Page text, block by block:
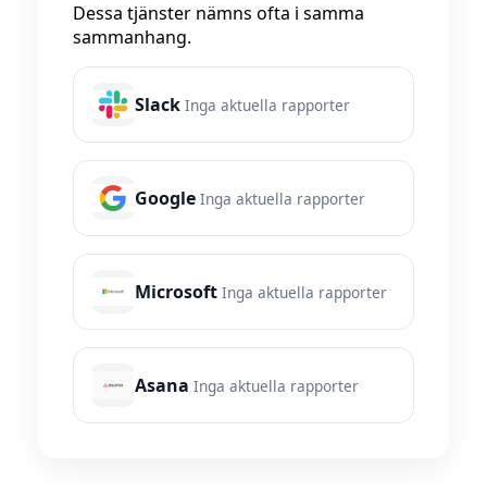
Dessa tjänster nämns ofta i samma
sammanhang.
Slack Inga aktuella rapporter
Google Inga aktuella rapporter
Microsoft Inga aktuella rapporter
Asana Inga aktuella rapporter